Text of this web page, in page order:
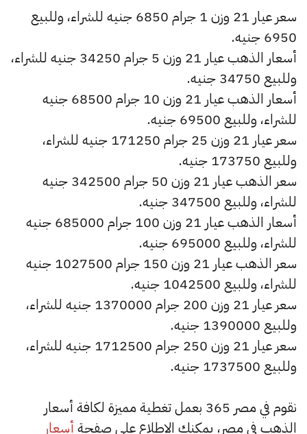
سعر عيار 21 وزن 1 جرام 6850 جنيه للشراء، وللبيع
6950 جنيه.
أسعار الذهب عيار 21 وزن 5 جرام 34250 جنيه للشراء،
وللبيع 34750 جنيه.
أسعار الذهب عيار 21 وزن 10 جرام 68500 جنيه
للشراء، وللبيع 69500 جنيه.
سعر عيار 21 وزن 25 جرام 171250 جنيه للشراء،
وللبيع 173750 جنيه.
سعر الذهب عيار 21 وزن 50 جرام 342500 جنيه
للشراء، وللبيع 347500 جنيه.
أسعار الذهب عيار 21 وزن 100 جرام 685000 جنيه
للشراء، وللبيع 695000 جنيه.
سعر الذهب عيار 21 وزن 150 جرام 1027500 جنيه
للشراء، وللبيع 1042500 جنيه.
سعر عيار 21 وزن 200 جرام 1370000 جنيه للشراء،
وللبيع 1390000 جنيه.
سعر عيار 21 وزن 250 جرام 1712500 جنيه للشراء،
وللبيع 1737500 جنيه.
نقوم في مصر 365 بعمل تغطية مميزة لكافة أسعار
الذهب في مصر، يمكنك الاطلاع على صفحة أسعار